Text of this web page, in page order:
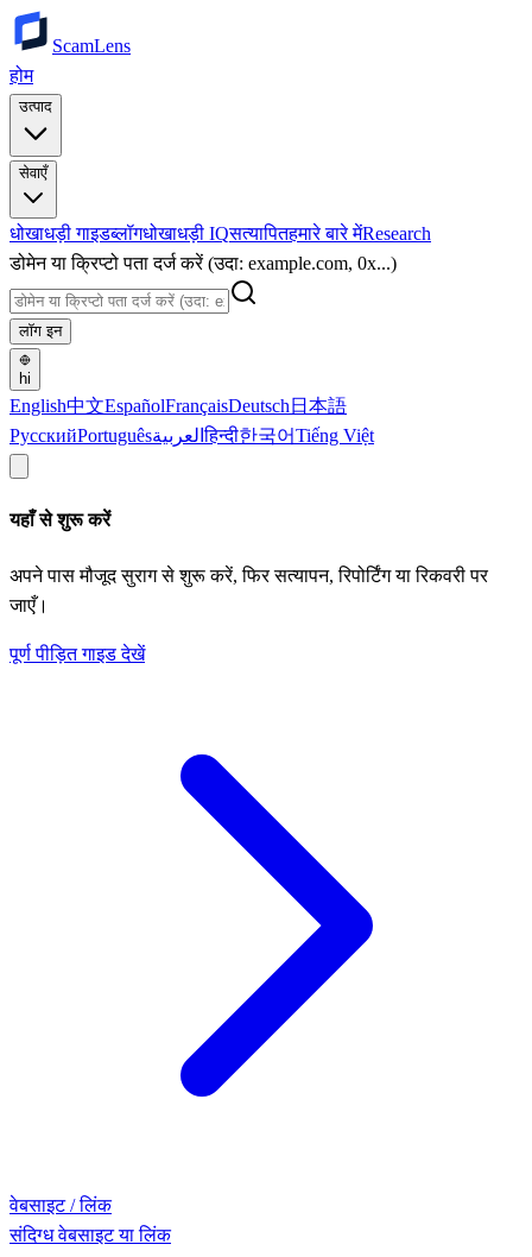
ScamLens
होम
उत्पाद
सेवाएँ
धोखाधड़ी गाइडब्लॉगधोखाधड़ी IQसत्यापितहमारे बारे मेंResearch
डोमेन या क्रिप्टो पता दर्ज करें (उदा: example.com, 0x...)
लॉग इन
hi
English中文EspañolFrançaisDeutsch 日本語
РусскийPortuguêsالعربيةहिन्दी한국어Tiếng Việt
यहाँ से शुरू करें
अपने पास मौजूद सुराग से शुरू करें, फिर सत्यापन, रिपोर्टिंग या रिकवरी पर
जाएँ।
पूर्ण पीड़ित गाइड देखें
वेबसाइट / लिंक
संदिग्ध वेबसाइट या लिंक